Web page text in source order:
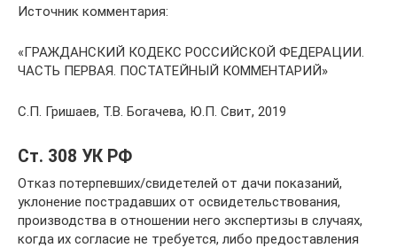
Источник комментария:
«ГРАЖДАНСКИЙ КОДЕКС РОССИЙСКОЙ ФЕДЕРАЦИИ.
ЧАСТЬ ПЕРВАЯ. ПОСТАТЕЙНЫЙ КОММЕНТАРИЙ»
С.П. Гришаев, Т.В. Богачева, Ю.П. Свит, 2019
Ст. 308 УК РФ
Отказ потерпевших/свидетелей от дачи показаний,
уклонение пострадавших от освидетельствования,
производства в отношении него экспертизы в случаях,
когда их согласие не требуется, либо предоставления